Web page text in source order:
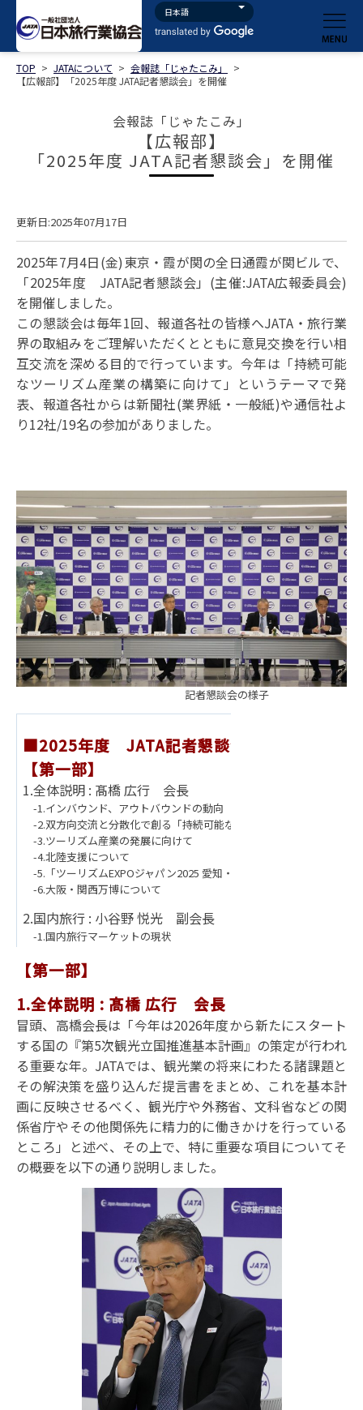
TOP > JATAについて > 会報誌「じゃたこみ」
>
【広報部】「2025年度 JATA記者懇談会」を開催
会報誌「じゃたこみ」
【広報部】
「2025年度 JATA記者懇談会」を開催
更新日:2025年07月17日
2025年7月4日(金)東京・霞が関の全日通霞が関ビルで、
「2025年度 JATA記者懇談会」(主催:JATA広報委員会)
を開催しました。
この懇談会は毎年1回、報道各社の皆様へJATA・旅行業
界の取組みをご理解いただくとともに意見交換を行い相
互交流を深める目的で行っています。 今年は「持続可能
なツーリズム産業の構築に向けて」というテーマで発
表、報道各社からは新聞社(業界紙・一般紙)や通信社よ
り12社/19名の参加がありました。
記者懇談会の様子
■2025年度 JATA記者懇談会 次第■
【第一部】
1.全体説明 : 髙橋 広行 会長
-1.インバウンド、アウトバウンドの動向
-2.双方向交流と分散化で創る「持続可能な観光」
-3.ツーリズム産業の発展に向けて
-4.北陸支援について
-5.「ツーリズムEXPOジャパン2025 愛知・中部北陸」について
-6.大阪・関西万博について
2.国内旅行 : 小谷野 悦光 副会長
-1.国内旅行マーケットの現状
-3.「休み方改革」推進
3.海外旅行 : 酒井 淳 副会長
-1.海外旅行販売の現状と課題
-2.JATA海外旅行拡大プロジェクト
-3.アウトバウンド促進協議会(JOTC)活動
4.訪日旅行 : 百木田 康二 訪日旅行推進委員会委員長
-1.インバウンドの概況
-2.インバウンド急回復による課題
-3.高付加価値化と地方誘客に向けたJATAの取組
-4.訪日旅行の品質向上に向けたJATAの取組
5.人材確保と育成への取組 : 原 優二 副会長
-1.人材確保への取組
-2.人材教育への取組
-3.旅行産業経営塾について
【第二部】
交流会(意見交換会)
【第一部】
1.全体説明 : 髙橋 広行 会長
冒頭、高橋会長は「今年は2026年度から新たにスタート
する国の『第5次観光立国推進基本計画』の策定が行われ
る重要な年。JATAでは、観光業の将来にわたる諸課題と
その解決策を盛り込んだ提言書をまとめ、これを基本計
画に反映させるべく、観光庁や外務省、文科省などの関
係省庁やその他関係先に精力的に働きかけを行っている
ところ」と述べ、その上で、特に重要な項目についてそ
の概要を以下の通り説明しました。